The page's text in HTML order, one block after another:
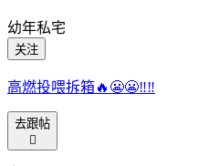
幼年私宅
关注
高燃投喂拆箱🔥😬😬‼️‼️
去跟帖
